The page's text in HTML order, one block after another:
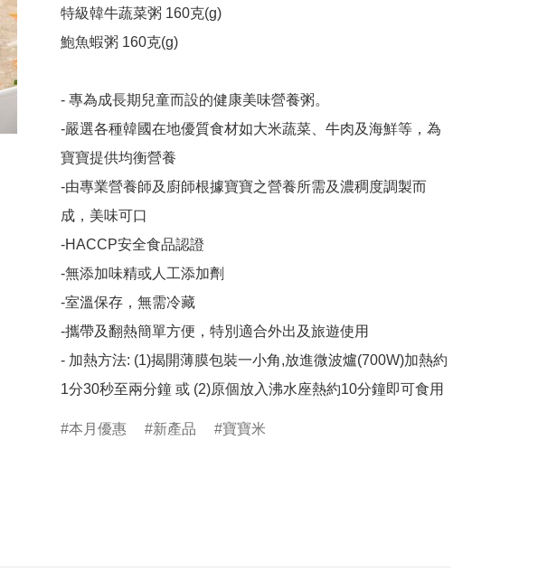
特級韓牛蔬菜粥 160克(g)
鮑魚蝦粥 160克(g)
- 專為成長期兒童而設的健康美味營養粥。
-嚴選各種韓國在地優質食材如大米蔬菜、牛肉及海鮮等，為
寶寶提供均衡營養
-由專業營養師及廚師根據寶寶之營養所需及濃稠度調製而
成，美味可口
-HACCP安全食品認證
-無添加味精或人工添加劑
-室溫保存，無需冷藏
-攜帶及翻熱簡單方便，特別適合外出及旅遊使用
- 加熱方法: (1)揭開薄膜包裝一小角,放進微波爐(700W)加熱約
本月優惠 新產品 寶寶米